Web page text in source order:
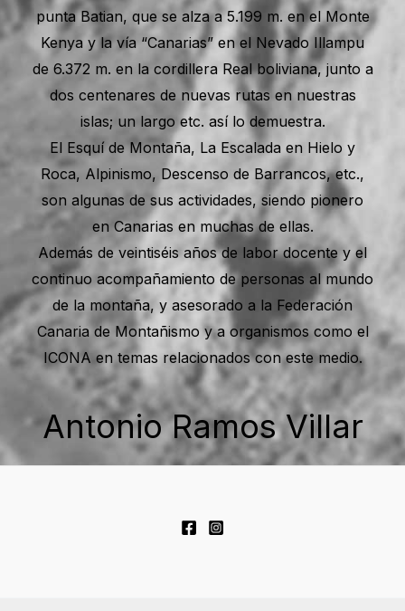
punta Batian, que se alza a 5.199 m. en el Monte
Kenya y la vía “Canarias” en el Nevado Illampu
de 6.372 m. en la cordillera Real boliviana, junto a
dos centenares de nuevas rutas en nuestras
islas; un largo etc. así lo demuestra.
El Esquí de Montaña, La Escalada en Hielo y
Roca, Alpinismo, Descenso de Barrancos, etc.,
son algunas de sus actividades, siendo pionero
en Canarias en muchas de ellas.
Además de veintiséis años de labor docente y el
continuo acompañamiento de personas al mundo
de la montaña, y asesorado a la Federación
Canaria de Montañismo y a organismos como el
ICONA en temas relacionados con este medio.
Antonio Ramos Villar